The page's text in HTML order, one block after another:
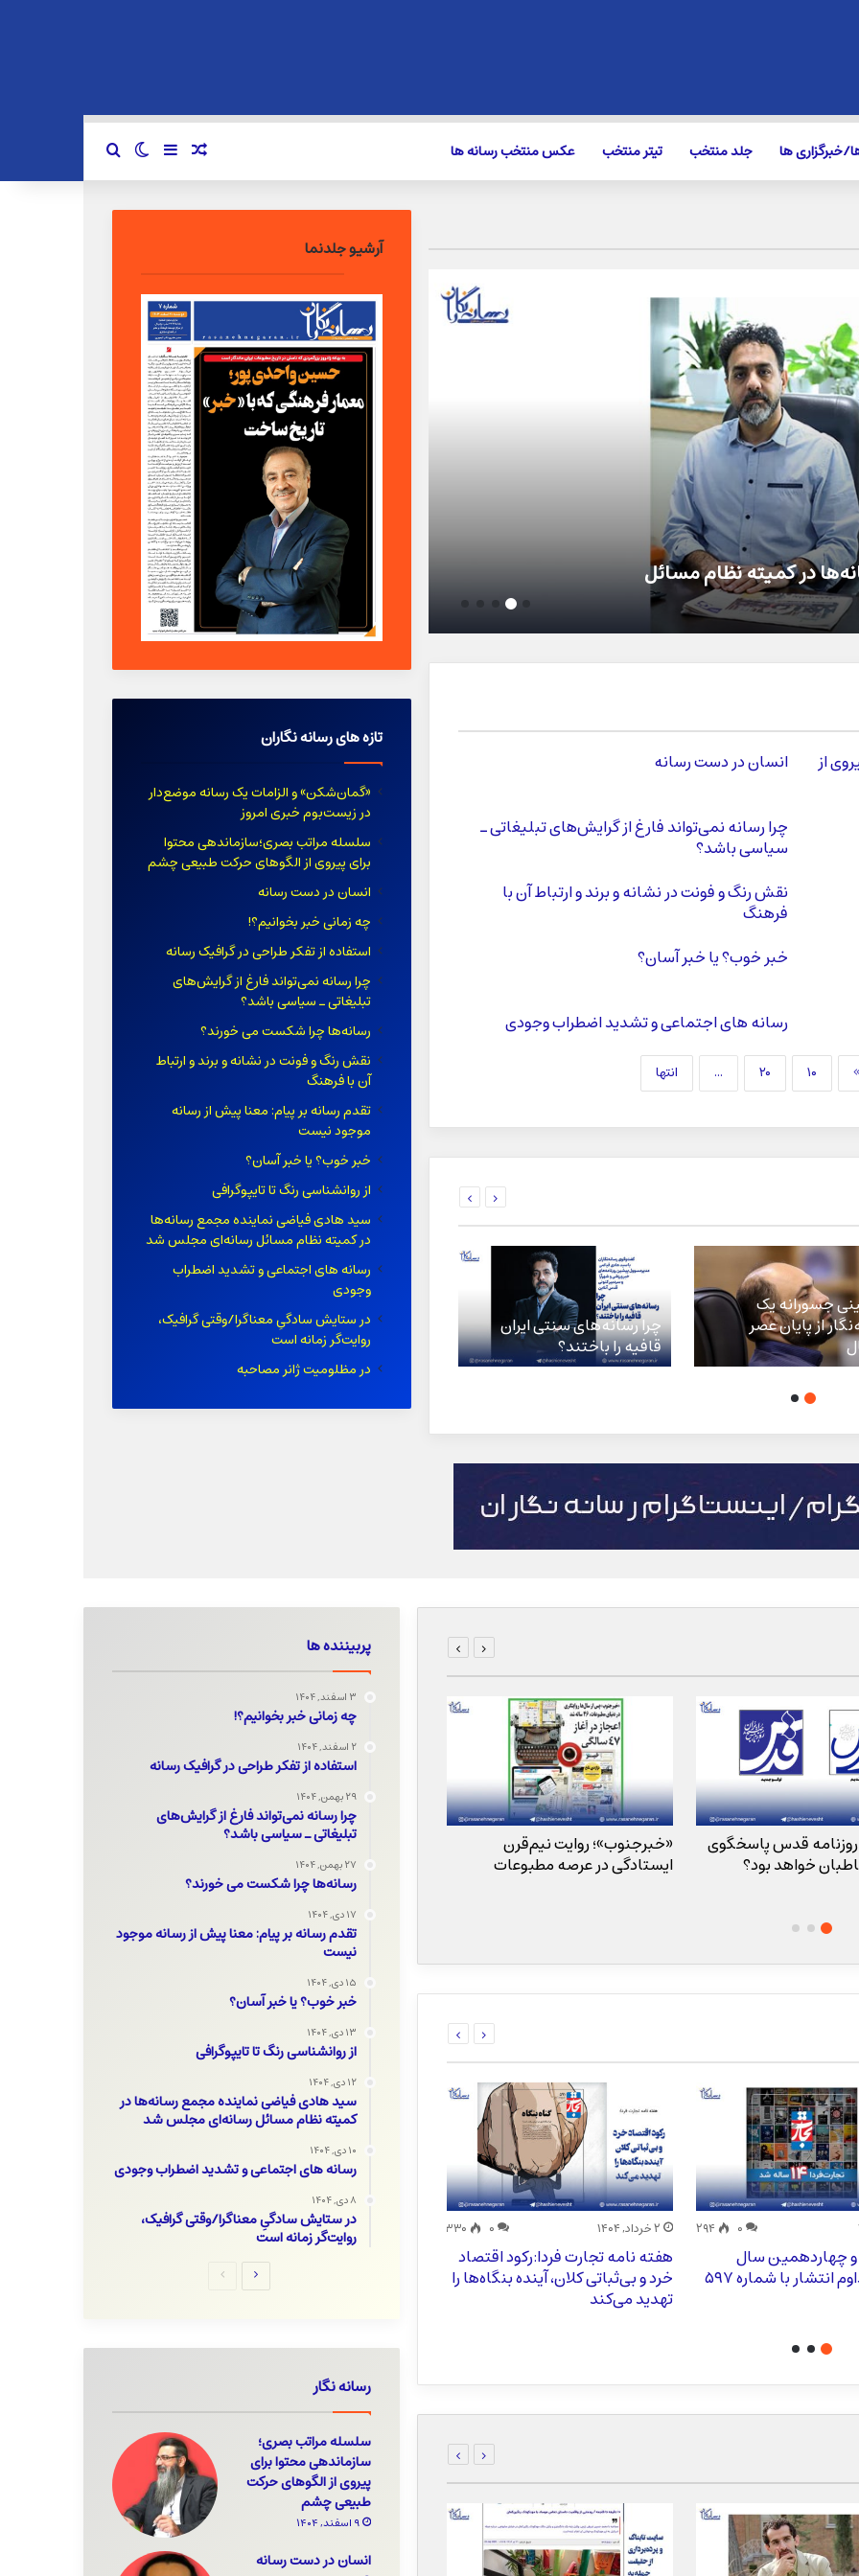
خبرگزاری ها جلد منتخب تیتر منتخب عکس منتخب رسانه ها نوشته تصادفی
سایدبارتغییر پوسته
روایت‌گر زمانه است نقش تصویر در طراحی صفحه اول/اینفوگرافیک
از انسان در دست رسانه
چرا رسانه نمی‌تواند فارغ از گرایش‌های تبلیغاتی ـ
سیاسی باشد؟
نقش رنگ و فونت در نشانه و برند و ارتباط آن با
فرهنگ
خبر خوب؟ یا خبر آسان؟
رسانه های اجتماعی و تشدید اضطراب وجودی
» ۱۰ ۲۰ ... انتها
جسورانه یک
از پایان عصر چرا رسانه‌های سنتی ایران
قافیه را باختند؟
عکاسی خبری در ایران گرفتار
روابط و انتصاب‌های غیرحرفه‌ای
آرشیو جلدنما
تازه های رسانه نگاران
«گمان‌شکن» و الزامات یک رسانه موضع‌دار
در زیست‌بوم خبری امروز
سلسله مراتب بصری؛سازماندهی محتوا
برای پیروی از الگوهای حرکت طبیعی چشم
انسان در دست رسانه
چه زمانی خبر بخوانیم؟!
استفاده از تفکر طراحی در گرافیک رسانه
چرا رسانه نمی‌تواند فارغ از گرایش‌های
تبلیغاتی ـ سیاسی باشد؟
رسانه‌ها چرا شکست می خورند؟
نقش رنگ و فونت در نشانه و برند و ارتباط
آن با فرهنگ
تقدم رسانه بر پیام: معنا پیش از رسانه
موجود نیست
خبر خوب؟ یا خبر آسان؟
از روانشناسی رنگ تا تایپوگرافی
سید هادی فیاضی نماینده مجمع رسانه‌ها
در کمیته نظام مسائل رسانه‌ای مجلس شد
رسانه های اجتماعی و تشدید اضطراب
وجودی
در ستایش سادگیِ معناگرا/وقتی گرافیک،
روایت‌گر زمانه است
در مظلومیت ژانر مصاحبه
روزنامه قدس پاسخگوی
خواهد بود؟
«خبرجنوب»؛ روایت نیم‌قرن
ایستادگی در عرصه مطبوعات
احیای میراث مطبوعاتی خانواده
پیمان با حکم قضایی
۰ ۲۹۴
و چهاردهمین سال
انتشار با شماره ۵۹۷
۲ خرداد, ۱۴۰۴ ۰ ۳۳۰
هفته نامه تجارت فردا:رکود اقتصاد
خرد و بی‌ثباتی کلان، آینده بنگاه‌ها را
تهدید می‌کند
۰ ۴۲۳
با ذوق «نوج» به سفر بروید؛فصلنامه
ادبی و هنری شیراز رونمایی شد
۲۶ اردیبهشت, ۱۴۰۴
پربیننده ها
۳ اسفند, ۱۴۰۴
چه زمانی خبر بخوانیم؟!
۲ اسفند, ۱۴۰۴
استفاده از تفکر طراحی در گرافیک رسانه
۲۹ بهمن, ۱۴۰۴
چرا رسانه نمی‌تواند فارغ از گرایش‌های
تبلیغاتی ـ سیاسی باشد؟
۲۷ بهمن, ۱۴۰۴
رسانه‌ها چرا شکست می خورند؟
۱۷ دی, ۱۴۰۴
تقدم رسانه بر پیام: معنا پیش از رسانه موجود
نیست
۱۵ دی, ۱۴۰۴
خبر خوب؟ یا خبر آسان؟
۱۳ دی, ۱۴۰۴
از روانشناسی رنگ تا تایپوگرافی
۱۲ دی, ۱۴۰۴
سید هادی فیاضی نماینده مجمع رسانه‌ها در
کمیته نظام مسائل رسانه‌ای مجلس شد
۱۰ دی, ۱۴۰۴
رسانه های اجتماعی و تشدید اضطراب وجودی
۸ دی, ۱۴۰۴
در ستایش سادگیِ معناگرا/وقتی گرافیک،
روایت‌گر زمانه است
رسانه نگار
سلسله مراتب بصری؛
سازماندهی محتوا برای
پیروی از الگوهای حرکت
طبیعی چشم
۹ اسفند, ۱۴۰۴
انسان در دست رسانه